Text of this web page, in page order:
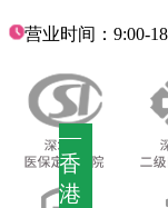
—
香
港
营业时间：9:00-